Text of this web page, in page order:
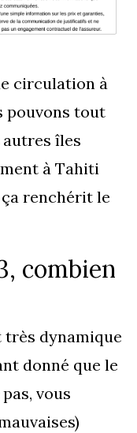
circulation à
pouvons tout
îles
à Tahiti
ça renchérit le
combien
très dynamique
donné que le
vous